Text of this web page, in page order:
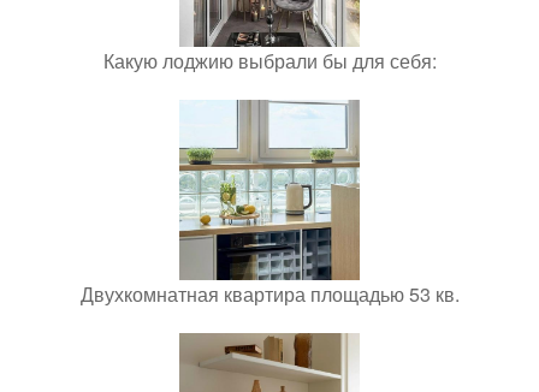
Какую лоджию выбрали бы для себя:
Двухкомнатная квартира площадью 53 кв.